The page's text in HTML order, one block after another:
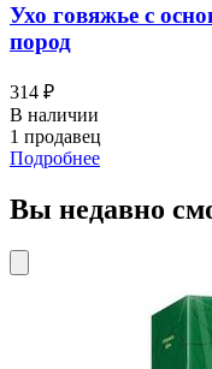
Ухо говяжье с
пород
314 ₽
В наличии
1 продавец
Подробнее
Вы недавно